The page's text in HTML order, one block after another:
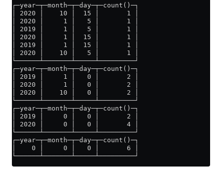
┌─year─┬─month─┬─day─┬─count()─┐
│ 2020 │    10 │  15 │       1 │
│ 2020 │     1 │   5 │       1 │
│ 2019 │     1 │   5 │       1 │
│ 2020 │     1 │  15 │       1 │
│ 2019 │     1 │  15 │       1 │
│ 2020 │    10 │   5 │       1 │
└──────┴───────┴─────┴─────────┘
┌─year─┬─month─┬─day─┬─count()─┐
│ 2019 │     1 │   0 │       2 │
│ 2020 │     1 │   0 │       2 │
│ 2020 │    10 │   0 │       2 │
└──────┴───────┴─────┴─────────┘
┌─year─┬─month─┬─day─┬─count()─┐
│ 2019 │     0 │   0 │       2 │
│ 2020 │     0 │   0 │       4 │
└──────┴───────┴─────┴─────────┘
┌─year─┬─month─┬─day─┬─count()─┐
│    0 │     0 │   0 │       6 │
└──────┴───────┴─────┴─────────┘